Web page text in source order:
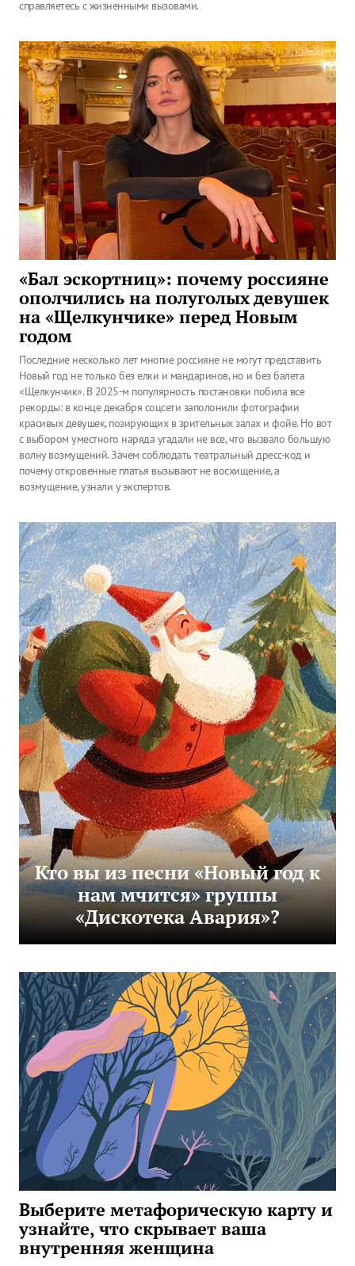
справляетесь с жизненными вызовами.
«Бал эскортниц»: почему россияне
ополчились на полуголых девушек
на «Щелкунчике» перед Новым
годом
Последние несколько лет многие россияне не могут представить
Новый год не только без елки и мандаринов, но и без балета
«Щелкунчик». В 2025-м популярность постановки побила все
рекорды: в конце декабря соцсети заполонили фотографии
красивых девушек, позирующих в зрительных залах и фойе. Но вот
с выбором уместного наряда угадали не все, что вызвало большую
волну возмущений. Зачем соблюдать театральный дресс-код и
почему откровенные платья вызывают не восхищение, а
возмущение, узнали у экспертов.
Кто вы из песни «Новый год к
нам мчится» группы
«Дискотека Авария»?
Выберите метафорическую карту и
узнайте, что скрывает ваша
внутренняя женщина